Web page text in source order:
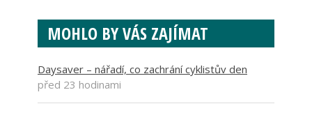
MOHLO BY VÁS ZAJÍMAT
Daysaver – nářadí, co zachrání cyklistův den
před 23 hodinami